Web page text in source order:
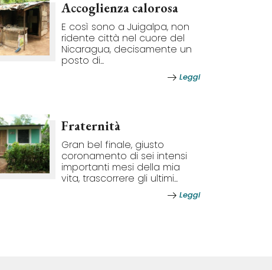
Accoglienza calorosa
E così sono a Juigalpa, non
ridente città nel cuore del
Nicaragua, decisamente un
posto di...
Leggi
Fraternità
Gran bel finale, giusto
coronamento di sei intensi
importanti mesi della mia
vita, trascorrere gli ultimi...
Leggi